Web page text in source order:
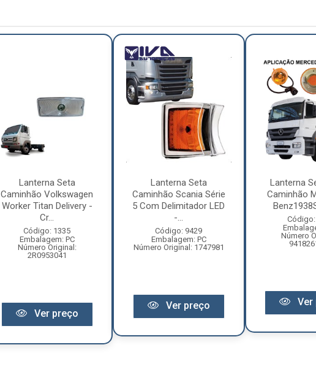
Lanterna Seta
Caminhão Volkswagen
Worker Titan Delivery -
Cr...
Código: 1335
Embalagem: PC
Número Original:
2R0953041
Ver preço
Lanterna Seta
Caminhão Scania Série
5 Com Delimitador LED
-...
Código: 9429
Embalagem: PC
Número Original: 1747981
Ver preço
Lanterna
Caminhão
Número
Ver